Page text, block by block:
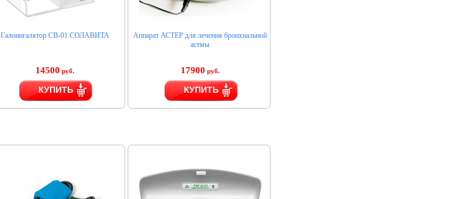
Галоингалятор CB-01 СОЛАВИТА
14500 руб.
КУПИТЬ
Аппарат АСТЕР для лечения бронхиальной
астмы
17900 руб.
КУПИТЬ